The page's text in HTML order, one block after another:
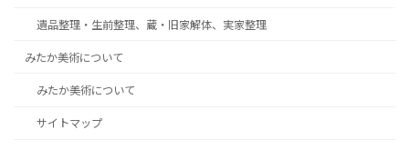
遺品整理・生前整理、蔵・旧家解体、実家整理
みたか美術について
みたか美術について
サイトマップ